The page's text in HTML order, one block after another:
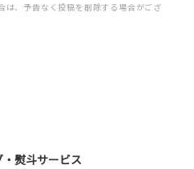
は、予告なく投稿を削除する場合がござ
熨斗サービス